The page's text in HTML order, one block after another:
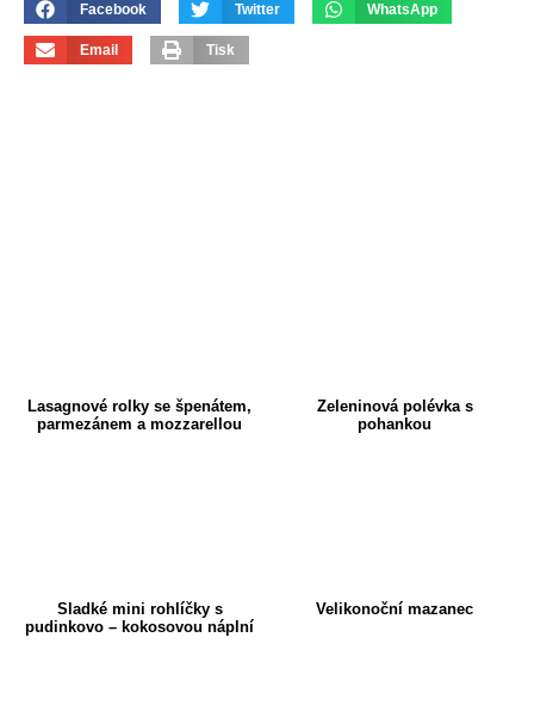
Facebook Twitter WhatsApp
Email Tisk
Lasagnové rolky se špenátem,
parmezánem a mozzarellou
Zeleninová polévka s
pohankou
Sladké mini rohlíčky s
pudinkovo – kokosovou náplní
Velikonoční mazanec